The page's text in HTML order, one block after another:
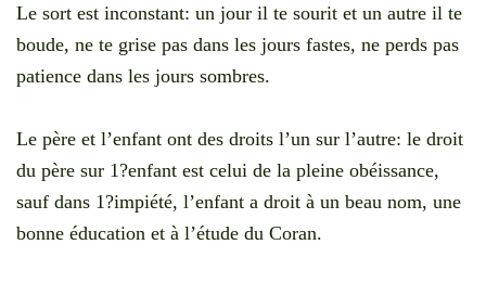
Le sort est inconstant: un jour il te sourit et un autre il te
boude, ne te grise pas dans les jours fastes, ne perds pas
patience dans les jours sombres.
Le père et l’enfant ont des droits l’un sur l’autre: le droit
du père sur 1?enfant est celui de la pleine obéissance,
sauf dans 1?impiété, l’enfant a droit à un beau nom, une
bonne éducation et à l’étude du Coran.